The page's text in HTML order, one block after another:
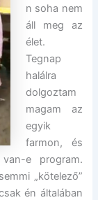
n soha nem
áll meg az
élet.
Tegnap
halálra
dolgoztam
magam az
egyik
farmon, és
e program.
„kötelező”
én általában